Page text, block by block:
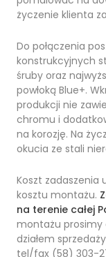
życzenie klienta
Do połączenia
konstrukcyjnych
śruby oraz
powłoką Blue+.
produkcji nie
chromu i
na korozję. Na
okucia ze stali
Koszt zadaszenia
kosztu montażu.
na terenie całej
montażu prosimy
działem
tel/fax (58) 303-